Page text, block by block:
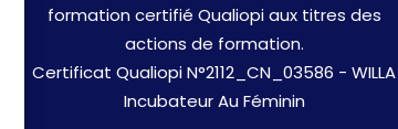
formation certifié Qualiopi aux titres des
actions de formation.
Certificat Qualiopi N°2112_CN_03586 - WILLA
Incubateur Au Féminin